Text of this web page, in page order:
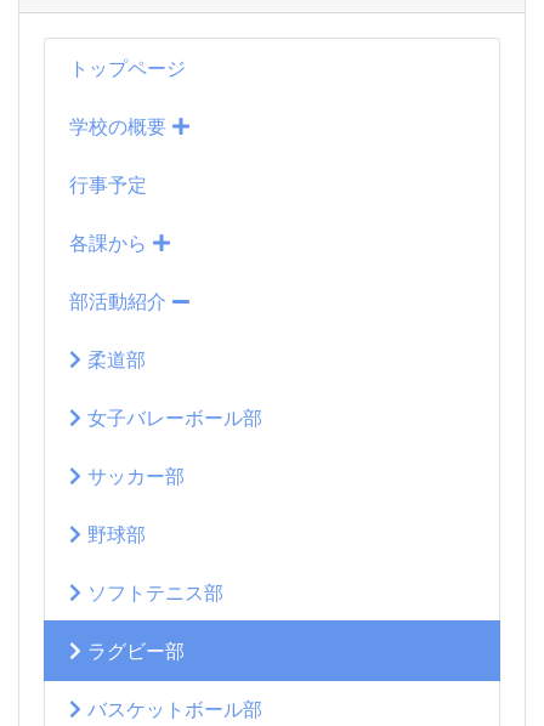
トップページ
学校の概要
行事予定
各課から
部活動紹介
柔道部
女子バレーボール部
サッカー部
野球部
ソフトテニス部
ラグビー部
バスケットボール部